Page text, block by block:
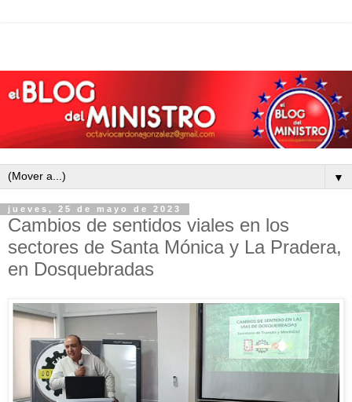
▼
jueves, 25 de mayo de 2023
Cambios de sentidos viales en los
sectores de Santa Mónica y La Pradera,
en Dosquebradas